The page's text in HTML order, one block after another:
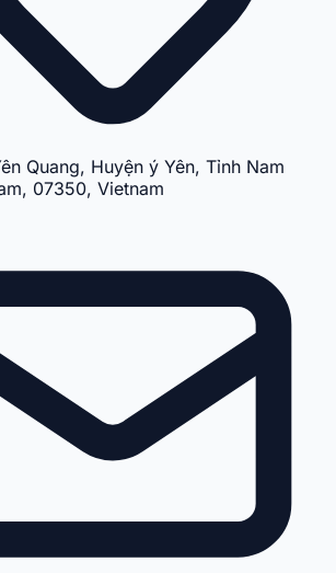
Quang, Huyện ý Yên, Tỉnh Nam
07350, Vietnam